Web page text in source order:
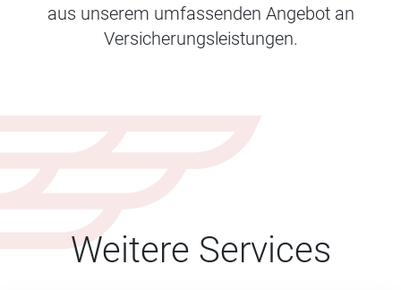
aus unserem umfassenden Angebot an
Versicherungsleistungen.
Weitere Services